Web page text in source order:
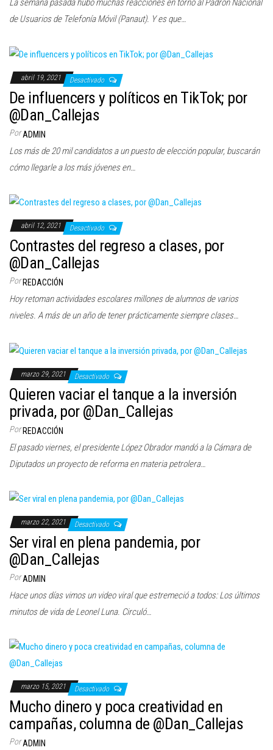
La semana pasada hubo muchas reacciones en torno al Padrón Nacional
de Usuarios de Telefonía Móvil (Panaut). Y es que…
abril 19, 2021 Desactivado
De influencers y políticos en TikTok; por
@Dan_Callejas
Por ADMIN
Los más de 20 mil candidatos a un puesto de elección popular, buscarán
cómo llegarle a los más jóvenes en…
abril 12, 2021 Desactivado
Contrastes del regreso a clases, por
@Dan_Callejas
Por REDACCIÓN
Hoy retoman actividades escolares millones de alumnos de varios
niveles. A más de un año de tener prácticamente siempre clases…
marzo 29, 2021 Desactivado
Quieren vaciar el tanque a la inversión
privada, por @Dan_Callejas
Por REDACCIÓN
El pasado viernes, el presidente López Obrador mandó a la Cámara de
Diputados un proyecto de reforma en materia petrolera…
marzo 22, 2021 Desactivado
Ser viral en plena pandemia, por
@Dan_Callejas
PorADMIN
Hace unos días vimos un video viral que estremeció a todos: Los últimos
minutos de vida de Leonel Luna. Circuló…
marzo 15, 2021 Desactivado
Mucho dinero y poca creatividad en
campañas, columna de @Dan_Callejas
PorADMIN